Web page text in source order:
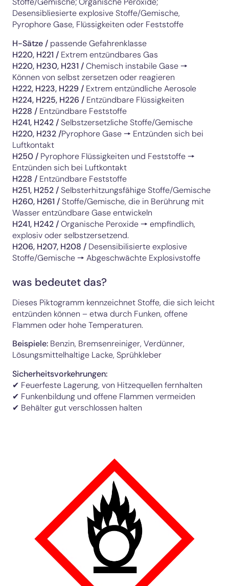
Desensibliesierte explosive Stoffe/Gemische,
Pyrophore Gase, Flüssigkeiten oder Feststoffe
H-Sätze / passende Gefahrenklasse
H220, H221 / Extrem entzündbares Gas
H220, H230, H231 /Chemisch instabile Gase 🠖
Können von selbst zersetzen oder reagieren
H222, H223, H229 / Extrem entzündliche Aerosole
H224, H225, H226 / Entzündbare Flüssigkeiten
H228 / Entzündbare Feststoffe
H241, H242 /Selbstzersetzliche Stoffe/Gemische
H220, H232 /Pyrophore Gase 🠖 Entzünden sich bei
Luftkontakt
H250 / Pyrophore Flüssigkeiten und Feststoffe 🠖
Entzünden sich bei Luftkontakt
H228 / Entzündbare Feststoffe
H251, H252 /Selbsterhitzungsfähige Stoffe/Gemische
H260, H261 /Stoffe/Gemische, die in Berührung mit
Wasser entzündbare Gase entwickeln
H241, H242 /Organische Peroxide 🠖 empfindlich,
explosiv oder selbstzersetzend.
H206, H207, H208 / Desensibilisierte explosive
Stoffe/Gemische 🠖 Abgeschwächte Explosivstoffe
was bedeutet das?
Dieses Piktogramm kennzeichnet Stoffe, die sich leicht
entzünden können – etwa durch Funken, offene
Flammen oder hohe Temperaturen.
Beispiele: Benzin, Bremsenreiniger, Verdünner,
Lösungsmittelhaltige Lacke, Sprühkleber
Sicherheitsvorkehrungen:
✔ Feuerfeste Lagerung, von Hitzequellen fernhalten
✔ Funkenbildung und offene Flammen vermeiden
✔ Behälter gut verschlossen halten